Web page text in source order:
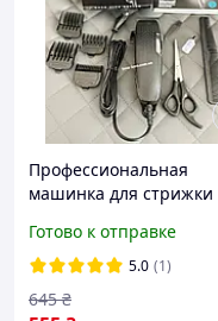
Профессиональная
машинка для стрижки
функцией триммера и 4
насадками
Готово к отправке
5.0 (1)
645 ₴